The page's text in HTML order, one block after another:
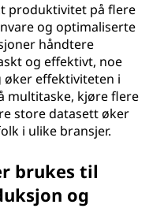
produktivitet på flere
og optimaliserte
håndtere
og effektivt, noe
effektiviteten i
multitaske, kjøre flere
store datasett øker
i ulike bransjer.
brukes til
og